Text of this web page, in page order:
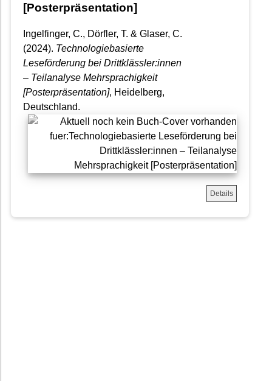
[Posterpräsentation]
Ingelfinger, C., Dörfler, T. & Glaser, C.
(2024). Technologiebasierte
Leseförderung bei Drittklässler:innen
– Teilanalyse Mehrsprachigkeit
[Posterpräsentation], Heidelberg,
Deutschland.
Details